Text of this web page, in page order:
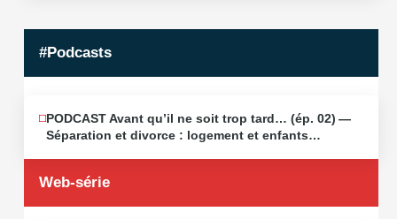
#Podcasts
MAI
13
2026
PODCAST Avant qu’il ne soit trop tard… (ép. 02) —
Séparation et divorce : logement et enfants…
Web-série